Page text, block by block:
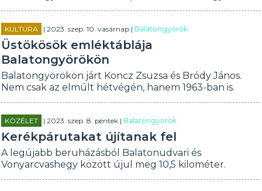
KULTÚRA | 2023. szep. 10. vasárnap |Balatongyörök
Üstökösök emléktáblája
Balatongyörökön
Balatongyörökön járt Koncz Zsuzsa és Bródy János.
Nem csak az elmúlt hétvégén, hanem 1963-ban is.
KÖZÉLET | 2023. szep. 8. péntek |Balatongyörök
Kerékpárutakat újítanak fel
A legújabb beruházásból Balatonudvari és
Vonyarcvashegy között újul meg 10,5 kilométer.